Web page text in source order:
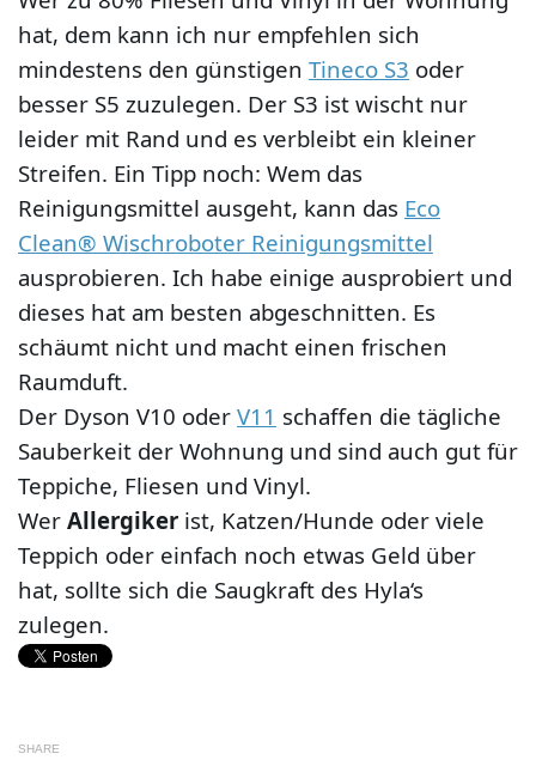
hat, dem kann ich nur empfehlen sich
mindestens den günstigen Tineco S3 oder
besser S5 zuzulegen. Der S3 ist wischt nur
leider mit Rand und es verbleibt ein kleiner
Streifen. Ein Tipp noch: Wem das
Reinigungsmittel ausgeht, kann das Eco
Clean® Wischroboter Reinigungsmittel
ausprobieren. Ich habe einige ausprobiert und
dieses hat am besten abgeschnitten. Es
schäumt nicht und macht einen frischen
Raumduft.
Der Dyson V10 oder V11 schaffen die tägliche
Sauberkeit der Wohnung und sind auch gut für
Teppiche, Fliesen und Vinyl.
Wer Allergiker ist, Katzen/Hunde oder viele
Teppich oder einfach noch etwas Geld über
hat, sollte sich die Saugkraft des Hyla‘s
zulegen.
SHARE